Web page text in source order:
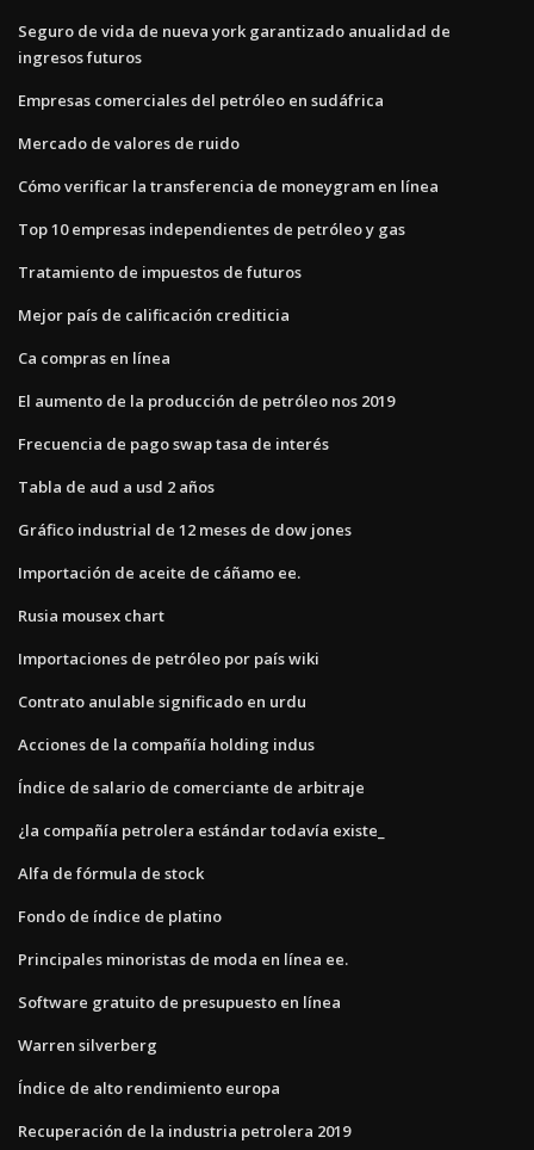
Seguro de vida de nueva york garantizado anualidad de
ingresos futuros
Empresas comerciales del petróleo en sudáfrica
Mercado de valores de ruido
Cómo verificar la transferencia de moneygram en línea
Top 10 empresas independientes de petróleo y gas
Tratamiento de impuestos de futuros
Mejor país de calificación crediticia
Ca compras en línea
El aumento de la producción de petróleo nos 2019
Frecuencia de pago swap tasa de interés
Tabla de aud a usd 2 años
Gráfico industrial de 12 meses de dow jones
Importación de aceite de cáñamo ee.
Rusia mousex chart
Importaciones de petróleo por país wiki
Contrato anulable significado en urdu
Acciones de la compañía holding indus
Índice de salario de comerciante de arbitraje
¿la compañía petrolera estándar todavía existe_
Alfa de fórmula de stock
Fondo de índice de platino
Principales minoristas de moda en línea ee.
Software gratuito de presupuesto en línea
Warren silverberg
Índice de alto rendimiento europa
Recuperación de la industria petrolera 2019